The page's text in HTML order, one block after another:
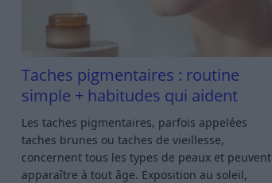
Taches pigmentaires : routine
simple + habitudes qui aident
Les taches pigmentaires, parfois appelées
taches brunes ou taches de vieillesse,
concernent tous les types de peaux et peuvent
apparaître à tout âge. Exposition au soleil,